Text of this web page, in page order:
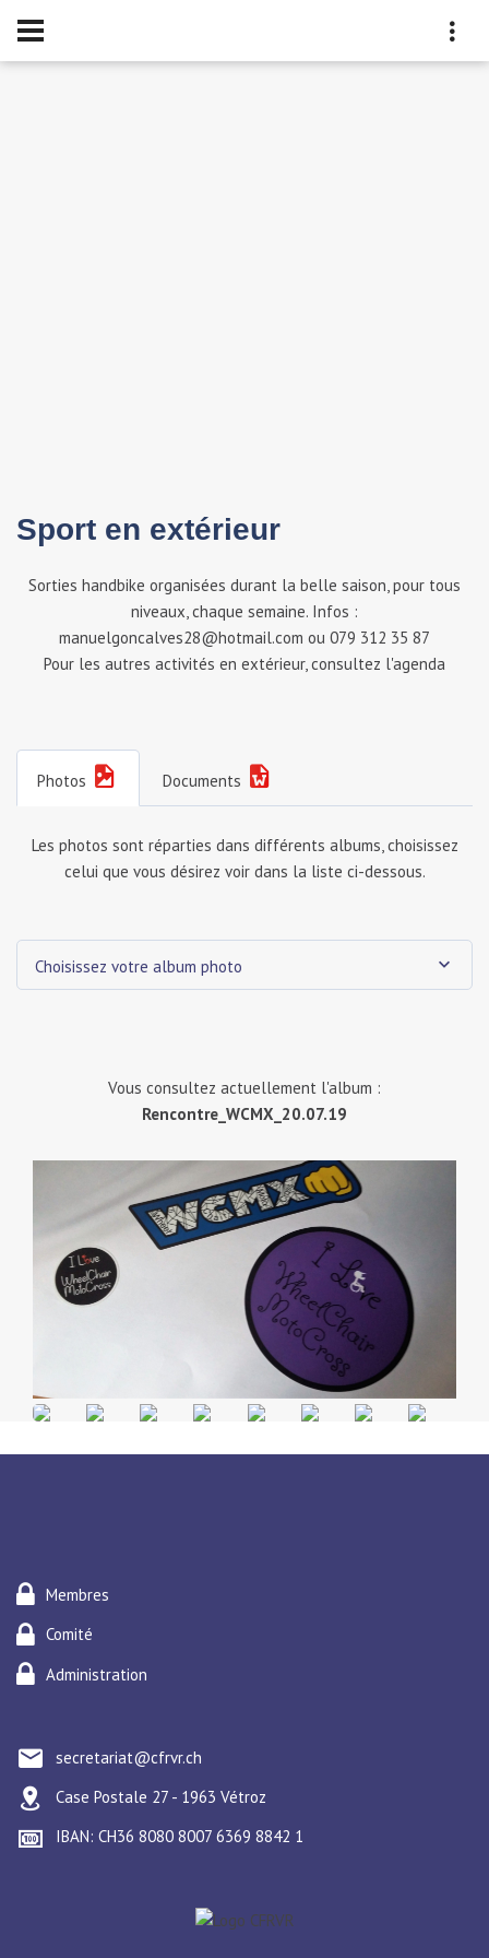
Sport en extérieur
Sorties handbike organisées durant la belle saison, pour tous
niveaux, chaque semaine. Infos :
manuelgoncalves28@hotmail.com ou 079 312 35 87
Pour les autres activités en extérieur, consultez l'agenda
Photos Documents
Les photos sont réparties dans différents albums, choisissez
celui que vous désirez voir dans la liste ci-dessous.
Choisissez votre album photo
Vous consultez actuellement l'album :
Rencontre_WCMX_20.07.19
Membres
Comité
Administration
secretariat@cfrvr.ch
Case Postale 27 - 1963 Vétroz
IBAN: CH36 8080 8007 6369 8842 1